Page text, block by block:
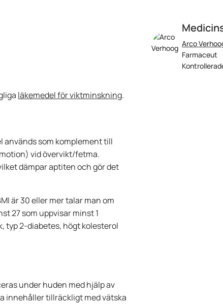
Arco
Farmaceut
läkemedel för viktminskning.
används som komplement till
vid övervikt/fetma.
dämpar aptiten och gör det
är 30 eller mer talar man om
27 som uppvisar minst 1
typ 2-diabetes, högt kolesterol
under huden med hjälp av
innehåller tillräckligt med vätska